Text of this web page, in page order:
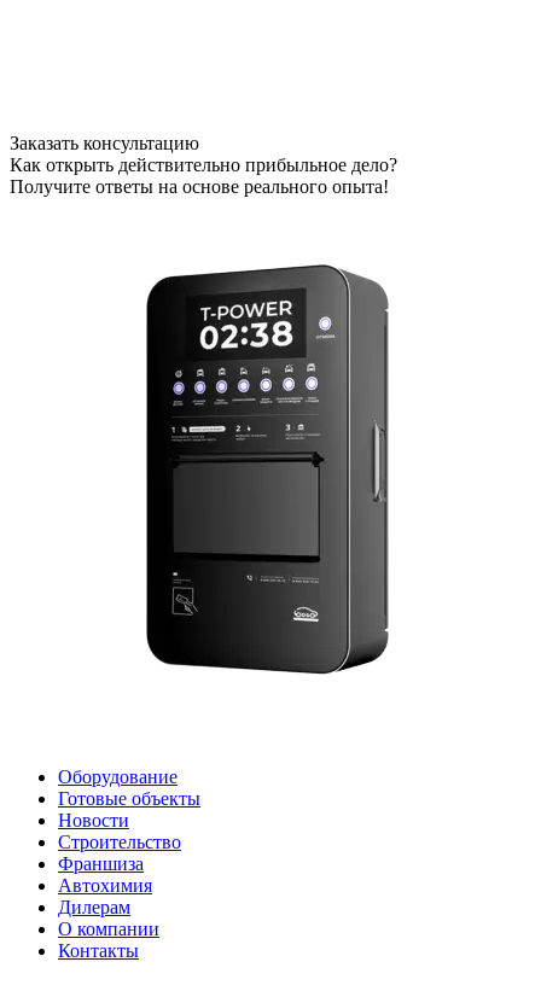
Заказать консультацию
Как открыть действительно прибыльное дело?
Получите ответы на основе реального опыта!
Оборудование
Готовые объекты
Новости
Строительство
Франшиза
Автохимия
Дилерам
О компании
Контакты